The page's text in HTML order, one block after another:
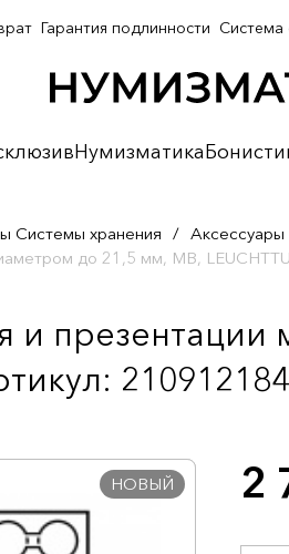
Нумизматика
Гарантия подлинности Система
Системы хранения / Аксессуары
до 21,5 мм, MB,
и
НОВЫЙ 2